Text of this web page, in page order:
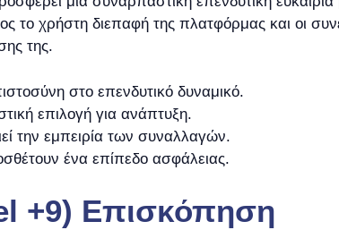
το χρήστη διεπαφή της πλατφόρμας και οι
της.
στο επενδυτικό δυναμικό.
επιλογή για ανάπτυξη.
την εμπειρία των συναλλαγών.
ένα επίπεδο ασφάλειας.
+9) Επισκόπηση